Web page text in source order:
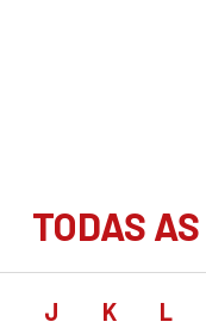
TODAS
J K L